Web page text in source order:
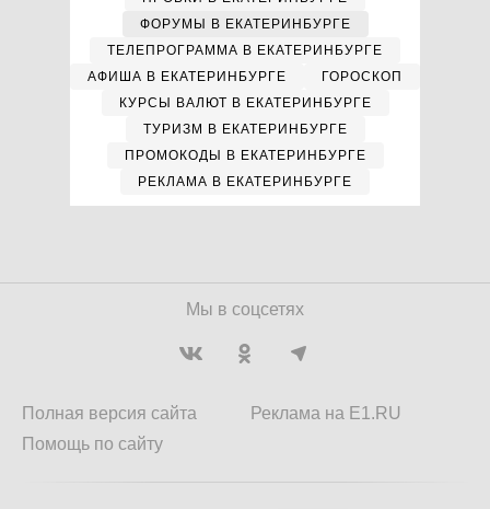
ФОРУМЫ В ЕКАТЕРИНБУРГЕ
ТЕЛЕПРОГРАММА В ЕКАТЕРИНБУРГЕ
АФИША В ЕКАТЕРИНБУРГЕ
ГОРОСКОП
КУРСЫ ВАЛЮТ В ЕКАТЕРИНБУРГЕ
ТУРИЗМ В ЕКАТЕРИНБУРГЕ
ПРОМОКОДЫ В ЕКАТЕРИНБУРГЕ
РЕКЛАМА В ЕКАТЕРИНБУРГЕ
Мы в соцсетях
Полная версия сайта
Помощь по сайту
Реклама на E1.RU